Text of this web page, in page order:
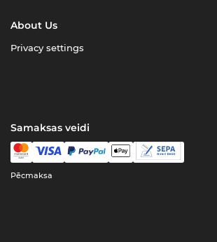
About Us
Privacy settings
Samaksas veidi
Pēcmaksa